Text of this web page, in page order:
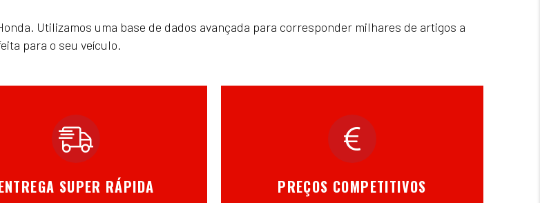
Utilizamos uma base de dados avançada para corresponder milhares de artigos a
para o seu veículo.
SUPER RÁPIDA PREÇOS COMPETITIVOS